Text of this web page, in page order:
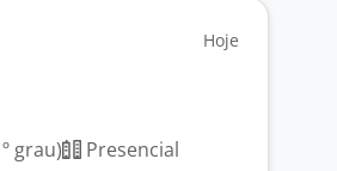
Hoje
grau)
Presencial